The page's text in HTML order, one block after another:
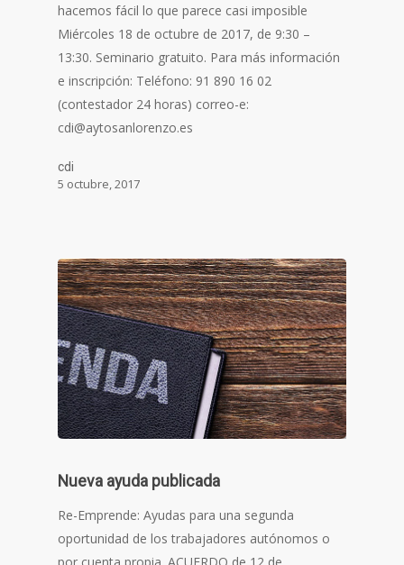
hacemos fácil lo que parece casi imposible
Miércoles 18 de octubre de 2017, de 9:30 –
13:30. Seminario gratuito. Para más información
e inscripción: Teléfono: 91 890 16 02
(contestador 24 horas) correo-e:
cdi@aytosanlorenzo.es
cdi
5 octubre, 2017
Nueva ayuda publicada
Re-Emprende: Ayudas para una segunda
oportunidad de los trabajadores autónomos o